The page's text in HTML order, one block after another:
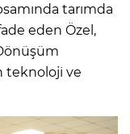
tarımda
eden Özel,
teknoloji ve